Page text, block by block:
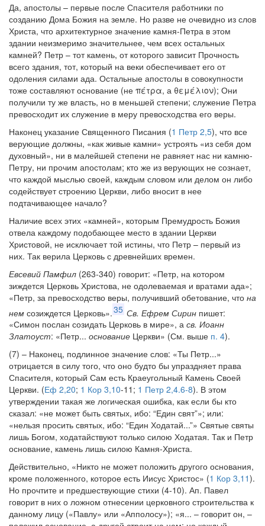
Да, апостолы – первые после Спасителя работники по
созданию Дома Божия на земле. Но разве не очевидно из слов
Христа, что архитектурное значение камня-Петра в этом
здании неизмеримо значительнее, чем всех остальных
камней? Петр – тот камень, от которого зависит Прочность
всего здания, тот, который на веки обеспечивает его от
одоления силами ада. Остальные апостолы в совокупности
тоже составляют основание (не πέτρα, а θεμέλιον); Они
получили ту же власть, но в меньшей степени; служение Петра
превосходит их служение в меру превосходства его веры.
Наконец указание Священного Писания (1 Петр 2,5), что все
верующие должны, «как живые камни» устроять «из себя дом
духовный», ни в малейшей степени не равняет нас ни камню-
Петру, ни прочим апостолам; кто же из верующих не сознает,
что каждой мыслью своей, каждым словом или делом он либо
содействует строению Церкви, либо вносит в нее
подтачивающее начало?
Наличие всех этих «камней», которым Премудрость Божия
отвела каждому подобающее место в здании Церкви
Христовой, не исключает той истины, что Петр – первый из
них. Так верила Церковь с древнейших времен.
Евсевий Памфил (263-340) говорит: «Петр, на котором
зиждется Церковь Христова, не одолеваемая и вратами ада»;
«Петр, за превосходство веры, получивший обетование, что на
нем созиждется Церковь».35 Св. Ефрем Сирин пишет:
«Симон послан созидать Церковь в мире», а св. Иоанн
Златоуст: «Петр... основание Церкви» (См. выше п. 4).
(7) – Наконец, подлинное значение слов: «Ты Петр...»
отрицается в силу того, что оно будто бы упраздняет права
Спасителя, который Сам есть Краеугольный Камень Своей
Церкви. (Еф 2,20; 1 Кор 3,10-11; 1 Петр 2,4.6-8). В этом
утверждении такая же логическая ошибка, как если бы кто
сказал: «не может быть святых, ибо: “Един свят”»; или:
«нельзя просить святых, ибо: “Един Ходатай...”» Святые святы
лишь Богом, ходатайствуют только силою Ходатая. Так и Петр
основание, камень лишь силою Камня-Христа.
Действительно, «Никто не может положить другого основания,
кроме положенного, которое есть Иисус Христос» (1 Кор 3,11).
Но прочтите и предшествующие стихи (4-10). Ап. Павел
говорит в них о ложном отнесении церковного строительства к
данному лицу («Павлу» или «Апполосу»); «я... – говорит он, –